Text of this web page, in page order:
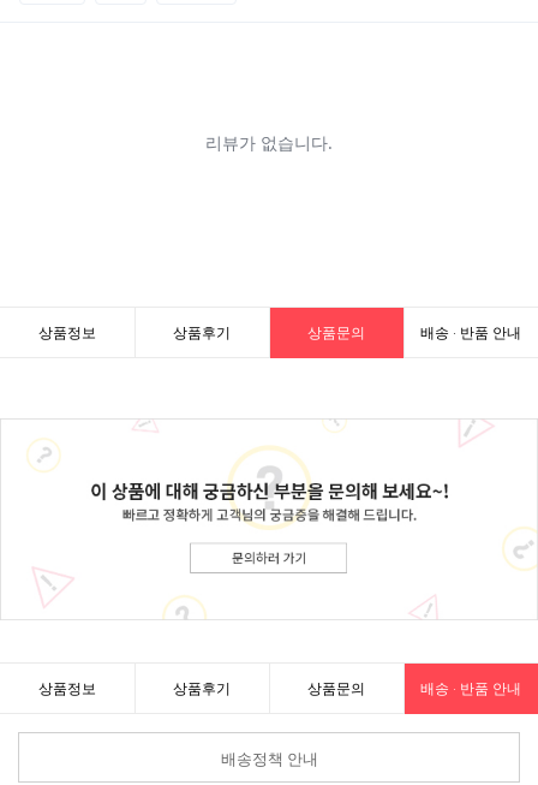
상품정보 상품후기 상품문의 배송 · 반품 안내
상품정보 상품후기 상품문의 배송 · 반품 안내
배송정책 안내